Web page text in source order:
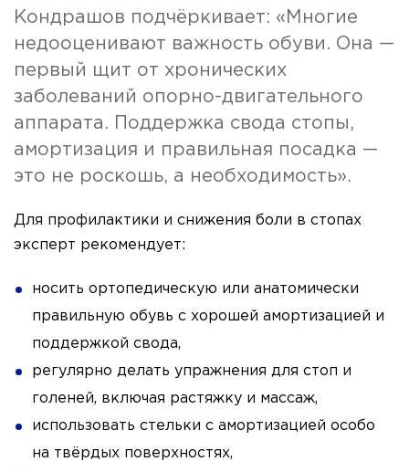
Кондрашов подчёркивает: «Многие
недооценивают важность обуви. Она —
первый щит от хронических
заболеваний опорно-двигательного
аппарата. Поддержка свода стопы,
амортизация и правильная посадка —
это не роскошь, а необходимость».
Для профилактики и снижения боли в стопах
эксперт рекомендует:
носить ортопедическую или анатомически
правильную обувь с хорошей амортизацией и
поддержкой свода,
регулярно делать упражнения для стоп и
голеней, включая растяжку и массаж,
использовать стельки с амортизацией особо
на твёрдых поверхностях,